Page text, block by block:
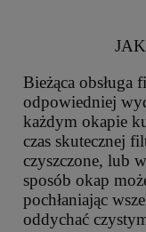
Bieżąca obsługa
odpowiedniej
każdym okapie
czas skutecznej
czyszczone, lub
sposób okap
pochłaniając
oddychać